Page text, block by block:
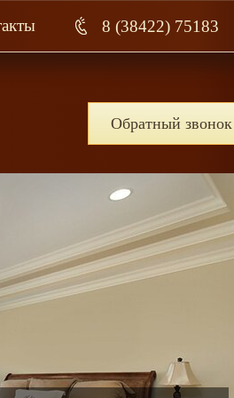
8 (38422) 75183
Обратный звонок